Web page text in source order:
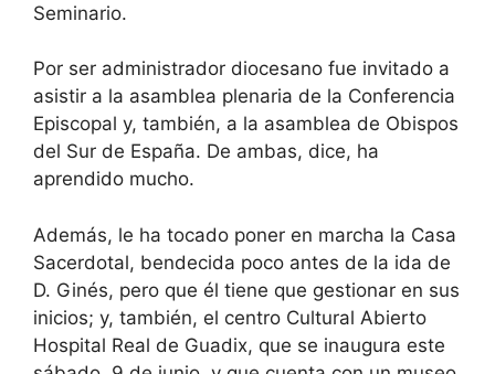
Seminario.
Por ser administrador diocesano fue invitado a
asistir a la asamblea plenaria de la Conferencia
Episcopal y, también, a la asamblea de Obispos
del Sur de España. De ambas, dice, ha
aprendido mucho.
Además, le ha tocado poner en marcha la Casa
Sacerdotal, bendecida poco antes de la ida de
D. Ginés, pero que él tiene que gestionar en sus
inicios; y, también, el centro Cultural Abierto
Hospital Real de Guadix, que se inaugura este